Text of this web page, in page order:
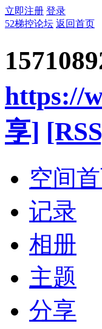
立即注册 登录
52梯控论坛 返回首页
https://
享]
空间
记录
相册
主题
分享